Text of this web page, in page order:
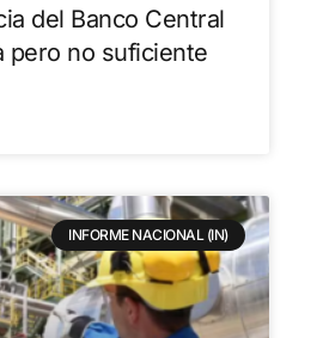
del Banco Central
pero no suficiente
INFORME NACIONAL (IN)